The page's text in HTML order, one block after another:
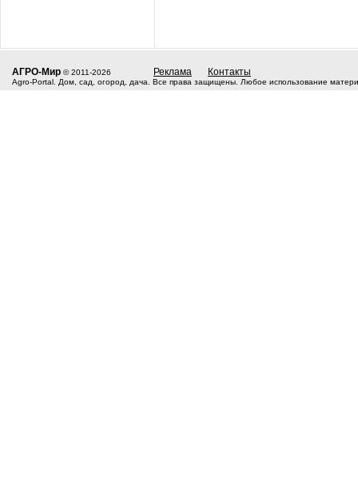
АГРО-Мир © 2011-2026 Реклама Контакты
Agro-Portal. Дом, сад, огород, дача. Все права защищены. Любое использование